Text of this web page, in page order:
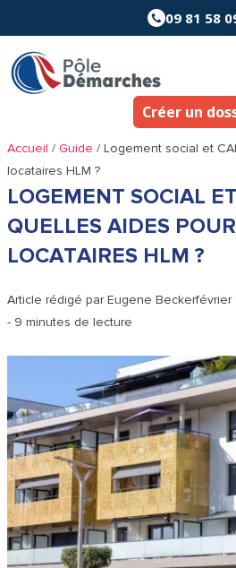
au
contenu
09 81 58
Créer un
Accueil /Guide /Logement social et
locataires HLM ?
LOGEMENT SOCIAL
QUELLES AIDES
LOCATAIRES HLM ?
Article rédigé parEugene Beckerfévrier
- 9 minutes de lecture